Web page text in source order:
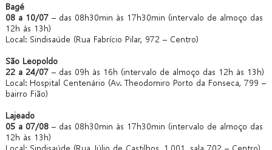
Bagé
08 a 10/07 – das 08h30min às 17h30min (intervalo de almoço das
12h às 13h)
Local: Sindisaúde (Rua Fabrício Pilar, 972 – Centro)
São Leopoldo
22 a 24/07 – das 09h às 16h (intervalo de almoço das 12h às 13h)
Local: Hospital Centenário (Av. Theodomiro Porto da Fonseca, 799 –
bairro Fião)
Lajeado
05 a 07/08 – das 08h30min às 17h30min (intervalo de almoço das
12h às 13h)
Local: Sindisaúde (Rua Júlio de Castilhos, 1.001, sala 702 – Centro)